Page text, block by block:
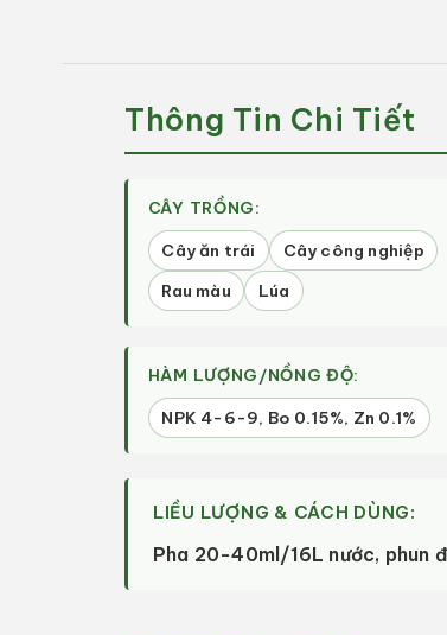
(250ml)
Kali
Quốc
Agri
(250ml)
Kali
Cao,
Rụng
Trái
|
Quốc
Việt
Thông Tin Chi Tiết
CÂY TRỒNG:
Cây ăn trái
Cây công nghiệp
Rau màu
Lúa
HÀM LƯỢNG/NỒNG ĐỘ:
NPK 4-6-9, Bo 0.15%, Zn 0.1%
LIỀU LƯỢNG & CÁCH DÙNG:
Pha 20-40ml/16L nước, phun